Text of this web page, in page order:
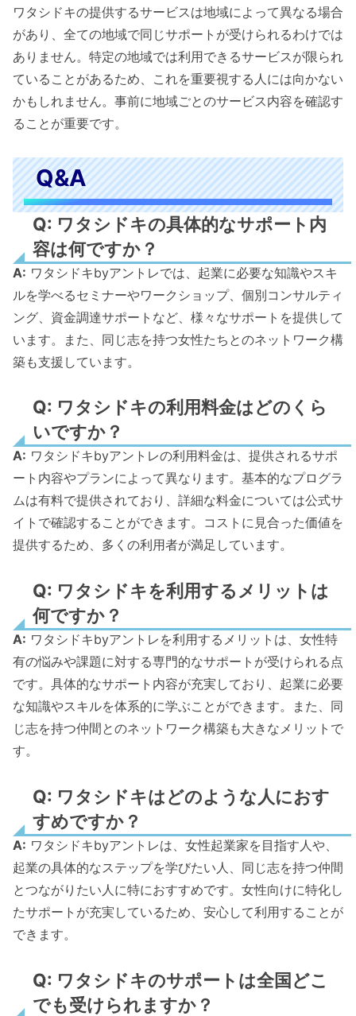
ワタシドキの提供するサービスは地域によって異なる場合
があり、全ての地域で同じサポートが受けられるわけでは
ありません。特定の地域では利用できるサービスが限られ
ていることがあるため、これを重要視する人には向かない
かもしれません。事前に地域ごとのサービス内容を確認す
ることが重要です。
Q&A
Q: ワタシドキの具体的なサポート内
容は何ですか？
A: ワタシドキbyアントレでは、起業に必要な知識やスキ
ルを学べるセミナーやワークショップ、個別コンサルティ
ング、資金調達サポートなど、様々なサポートを提供して
います。また、同じ志を持つ女性たちとのネットワーク構
築も支援しています。
Q: ワタシドキの利用料金はどのくら
いですか？
A: ワタシドキbyアントレの利用料金は、提供されるサポ
ート内容やプランによって異なります。基本的なプログラ
ムは有料で提供されており、詳細な料金については公式サ
イトで確認することができます。コストに見合った価値を
提供するため、多くの利用者が満足しています。
Q: ワタシドキを利用するメリットは
何ですか？
A: ワタシドキbyアントレを利用するメリットは、女性特
有の悩みや課題に対する専門的なサポートが受けられる点
です。具体的なサポート内容が充実しており、起業に必要
な知識やスキルを体系的に学ぶことができます。また、同
じ志を持つ仲間とのネットワーク構築も大きなメリットで
す。
Q: ワタシドキはどのような人におす
すめですか？
A: ワタシドキbyアントレは、女性起業家を目指す人や、
起業の具体的なステップを学びたい人、同じ志を持つ仲間
とつながりたい人に特におすすめです。女性向けに特化し
たサポートが充実しているため、安心して利用することが
できます。
Q: ワタシドキのサポートは全国どこ
でも受けられますか？